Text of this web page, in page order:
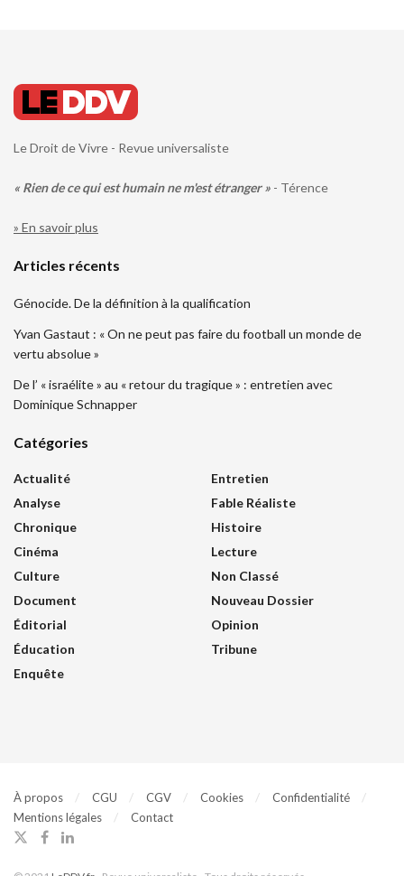
Le Droit de Vivre - Revue universaliste
« Rien de ce qui est humain ne m'est étranger » - Térence
» En savoir plus
Articles récents
Génocide. De la définition à la qualification
Yvan Gastaut : « On ne peut pas faire du football un monde de
vertu absolue »
De l’ « israélite » au « retour du tragique » : entretien avec
Dominique Schnapper
Catégories
Actualité
Analyse
Chronique
Cinéma
Culture
Document
Éditorial
Éducation
Enquête
Entretien
Fable Réaliste
Histoire
Lecture
Non Classé
Nouveau Dossier
Opinion
Tribune
À propos CGU CGV Cookies
Confidentialité
Mentions légales
Contact